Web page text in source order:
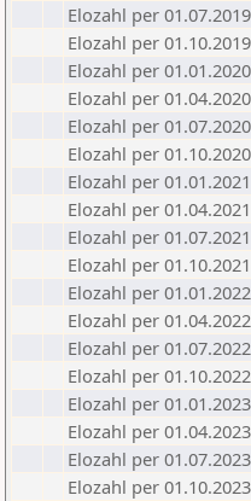
Elozahl per 01.07.2019
Elozahl per 01.10.2019
Elozahl per 01.01.2020
Elozahl per 01.04.2020
Elozahl per 01.07.2020
Elozahl per 01.10.2020
Elozahl per 01.01.2021
Elozahl per 01.04.2021
Elozahl per 01.07.2021
Elozahl per 01.10.2021
Elozahl per 01.01.2022
Elozahl per 01.04.2022
Elozahl per 01.07.2022
Elozahl per 01.10.2022
Elozahl per 01.01.2023
Elozahl per 01.04.2023
Elozahl per 01.07.2023
Elozahl per 01.10.2023